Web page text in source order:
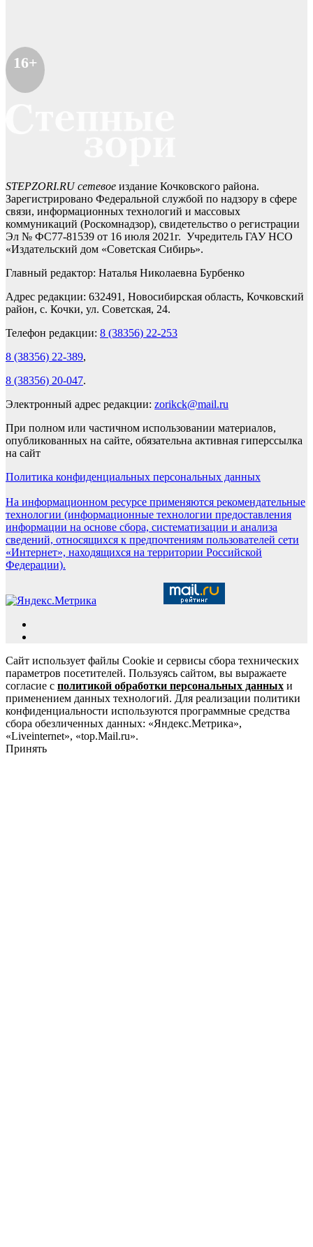
16+
STEPZORI.RU сетевое издание Кочковского района.
Зарегистрировано Федеральной службой по надзору в сфере
связи, информационных технологий и массовых
коммуникаций (Роскомнадзор), свидетельство о регистрации
Эл № ФС77-81539 от 16 июля 2021г. Учредитель ГАУ НСО
«Издательский дом «Советская Сибирь».
Главный редактор: Наталья Николаевна Бурбенко
Адрес редакции: 632491, Новосибирская область, Кочковский
район, с. Кочки, ул. Советская, 24.
Телефон редакции: 8 (38356) 22-253
8 (38356) 22-389,
8 (38356) 20-047.
Электронный адрес редакции: zorikck@mail.ru
При полном или частичном использовании материалов,
опубликованных на сайте, обязательна активная гиперссылка
на сайт
Политика конфиденциальных персональных данных
На информационном ресурсе применяются рекомендательные
технологии (информационные технологии предоставления
информации на основе сбора, систематизации и анализа
сведений, относящихся к предпочтениям пользователей сети
«Интернет», находящихся на территории Российской
Федерации).
Сайт использует файлы Cookie и сервисы сбора технических
параметров посетителей. Пользуясь сайтом, вы выражаете
согласие с политикой обработки персональных данных и
применением данных технологий. Для реализации политики
конфиденциальности используются программные средства
сбора обезличенных данных: «Яндекс.Метрика»,
«Liveinternet», «top.Mail.ru».
Принять